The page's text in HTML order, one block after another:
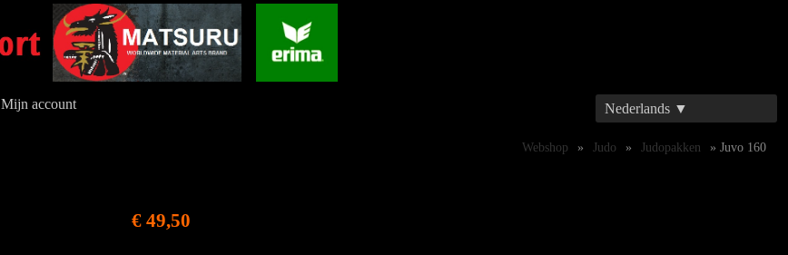
Nederlands ▼
Mijn account
Webshop » Judo » Judopakken » Juvo 160
€ 49,50